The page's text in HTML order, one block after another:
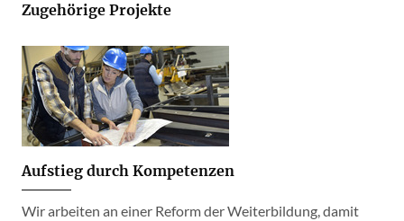
Zugehörige Projekte
Aufstieg durch Kompetenzen
Wir arbeiten an einer Reform der Weiterbildung, damit